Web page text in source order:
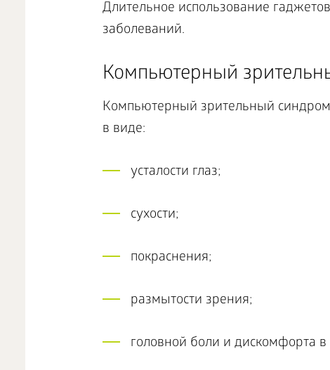
Длительное использование
заболеваний.
Компьютерный
Компьютерный зрительный
в виде:
усталости глаз;
сухости;
покраснения;
размытости зрения;
головной боли и дискомфорта